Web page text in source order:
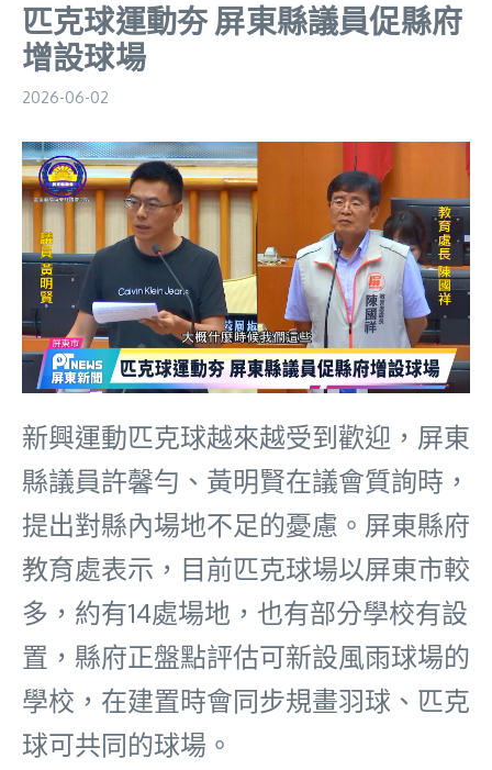
匹克球運動夯 屏東縣議員促縣府
增設球場
2026-06-02
新興運動匹克球越來越受到歡迎，屏東
縣議員許馨勻、黃明賢在議會質詢時，
提出對縣內場地不足的憂慮。屏東縣府
教育處表示，目前匹克球場以屏東市較
多，約有14處場地，也有部分學校有設
置，縣府正盤點評估可新設風雨球場的
學校，在建置時會同步規畫羽球、匹克
球可共同的球場。